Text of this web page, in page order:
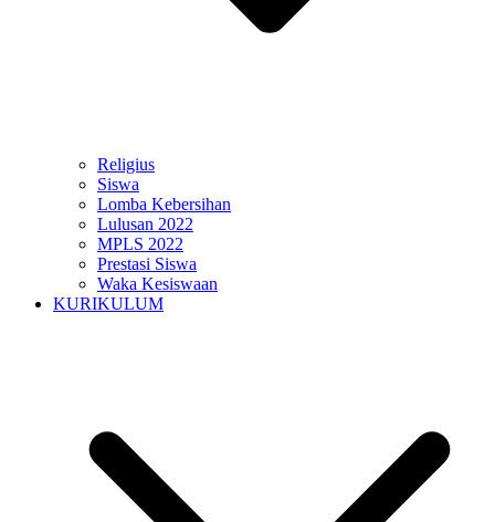
Religius
Siswa
Lomba Kebersihan
Lulusan 2022
MPLS 2022
Prestasi Siswa
Waka Kesiswaan
KURIKULUM